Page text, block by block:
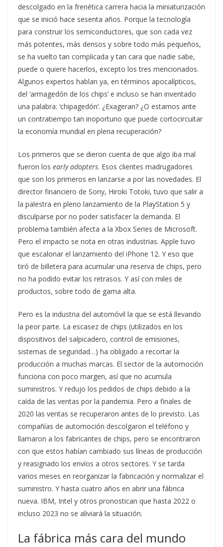
descolgado en la frenética carrera hacia la miniaturización
que se inició hace sesenta años. Porque la tecnología
para construir los semiconductores, que son cada vez
más potentes, más densos y sobre todo más pequeños,
se ha vuelto tan complicada y tan cara que nadie sabe,
puede o quiere hacerlos, excepto los tres mencionados.
Algunos expertos hablan ya, en términos apocalípticos,
del ‘armagedón de los chips’ e incluso se han inventado
una palabra: ‘chipagedón’. ¿Exageran? ¿O estamos ante
un contratiempo tan inoportuno que puede cortocircuitar
la economía mundial en plena recuperación?
Los primeros que se dieron cuenta de que algo iba mal
fueron los early adopters. Esos clientes madrugadores
que son los primeros en lanzarse a por las novedades. El
director financiero de Sony, Hiroki Totoki, tuvo que salir a
la palestra en pleno lanzamiento de la PlayStation 5 y
disculparse por no poder satisfacer la demanda. El
problema también afecta a la Xbox Series de Microsoft.
Pero el impacto se nota en otras industrias. Apple tuvo
que escalonar el lanzamiento del iPhone 12. Y eso que
tiró de billetera para acumular una reserva de chips, pero
no ha podido evitar los retrasos. Y así con miles de
productos, sobre todo de gama alta.
Pero es la industria del automóvil la que se está llevando
la peor parte. La escasez de chips (utilizados en los
dispositivos del salpicadero, control de emisiones,
sistemas de seguridad…) ha obligado a recortar la
producción a muchas marcas. El sector de la automoción
funciona con poco margen, así que no acumula
suministros. Y redujo los pedidos de chips debido a la
caída de las ventas por la pandemia. Pero a finales de
2020 las ventas se recuperaron antes de lo previsto. Las
compañías de automoción descolgaron el teléfono y
llamaron a los fabricantes de chips, pero se encontraron
con que estos habían cambiado sus líneas de producción
y reasignado los envíos a otros sectores. Y se tarda
varios meses en reorganizar la fabricación y normalizar el
suministro. Y hasta cuatro años en abrir una fábrica
nueva. IBM, Intel y otros pronostican que hasta 2022 o
incluso 2023 no se aliviará la situación.
La fábrica más cara del mundo